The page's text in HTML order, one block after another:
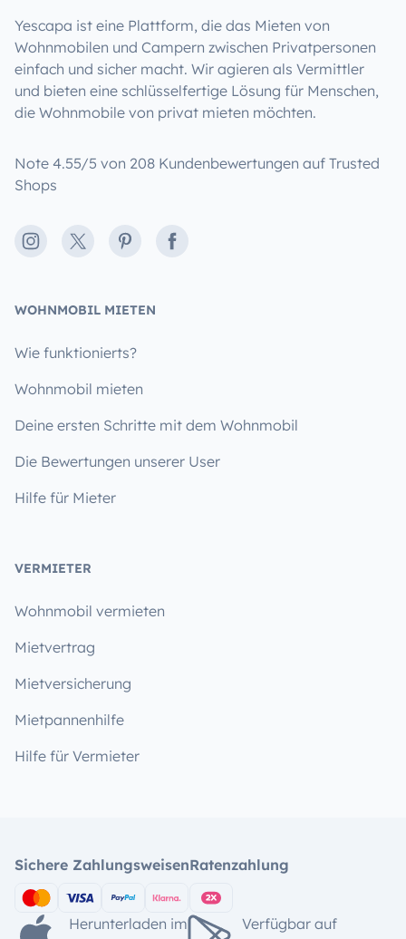
Yescapa ist eine Plattform, die das Mieten von
Wohnmobilen und Campern zwischen Privatpersonen
einfach und sicher macht. Wir agieren als Vermittler
und bieten eine schlüsselfertige Lösung für Menschen,
die Wohnmobile von privat mieten möchten.
Note 4.55/5 von 208 Kundenbewertungen auf Trusted
Shops
Instagram
X PinterestFacebook
WOHNMOBIL MIETEN
Wie funktionierts?
Wohnmobil mieten
Deine ersten Schritte mit dem Wohnmobil
Die Bewertungen unserer User
Hilfe für Mieter
VERMIETER
Wohnmobil vermieten
Mietvertrag
Mietversicherung
Mietpannenhilfe
Hilfe für Vermieter
Sichere ZahlungsweisenRatenzahlung
Herunterladen im
Verfügbar auf